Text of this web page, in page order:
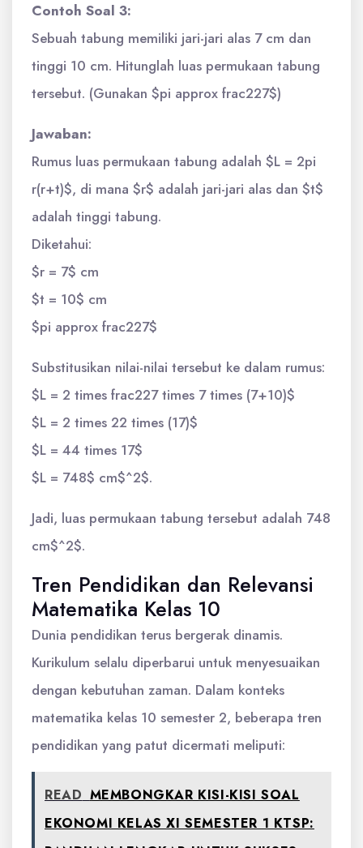
Contoh Soal 3:
Sebuah tabung memiliki jari-jari alas 7 cm dan
tinggi 10 cm. Hitunglah luas permukaan tabung
tersebut. (Gunakan $pi approx frac227$)
Jawaban:
Rumus luas permukaan tabung adalah $L = 2pi
r(r+t)$, di mana $r$ adalah jari-jari alas dan $t$
adalah tinggi tabung.
Diketahui:
$r = 7$ cm
$t = 10$ cm
$pi approx frac227$
Substitusikan nilai-nilai tersebut ke dalam rumus:
$L = 2 times frac227 times 7 times (7+10)$
$L = 2 times 22 times (17)$
$L = 44 times 17$
$L = 748$ cm$^2$.
Jadi, luas permukaan tabung tersebut adalah 748
cm$^2$.
Tren Pendidikan dan Relevansi
Matematika Kelas 10
Dunia pendidikan terus bergerak dinamis.
Kurikulum selalu diperbarui untuk menyesuaikan
dengan kebutuhan zaman. Dalam konteks
matematika kelas 10 semester 2, beberapa tren
pendidikan yang patut dicermati meliputi:
READ MEMBONGKAR KISI-KISI SOAL
EKONOMI KELAS XI SEMESTER 1 KTSP: